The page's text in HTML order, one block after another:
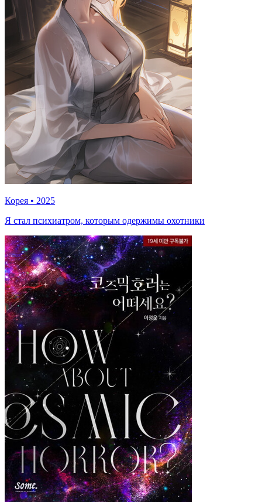
Корея • 2025
Я стал психиатром, которым одержимы охотники